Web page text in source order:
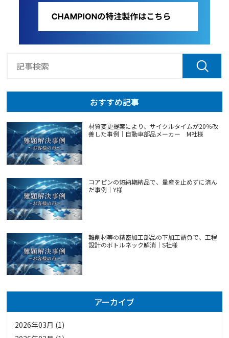
おすすめ記事
材質変更提案により、サイクルタイムが20％改
善した事例｜自動車部品メーカー M社様
コアピンの短納期納品で、量産を止めずに済ん
だ事例｜Y様
難削材等の精密加工部品の下加工請負で、工程
設計のボトルネック解消｜S社様
アーカイブ
2026年03月 (1)